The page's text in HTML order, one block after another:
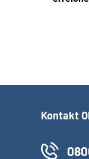
Kontakt